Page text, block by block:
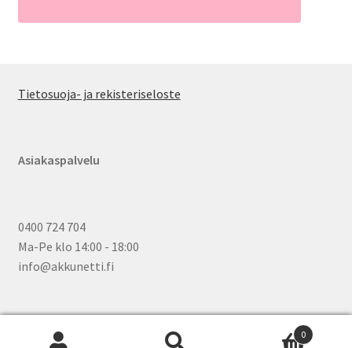
Tietosuoja- ja rekisteriseloste
Asiakaspalvelu
0400 724 704
Ma-Pe klo 14:00 - 18:00
info@akkunetti.fi
0